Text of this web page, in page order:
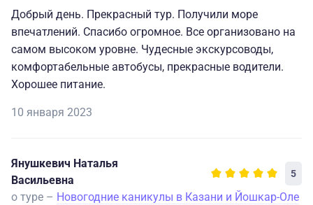
Добрый день. Прекрасный тур. Получили море
впечатлений. Спасибо огромное. Все организовано на
самом высоком уровне. Чудесные экскурсоводы,
комфортабельные автобусы, прекрасные водители.
Хорошее питание.
10 января 2023
Янушкевич Наталья
Васильевна
5
о туре – Новогодние каникулы в Казани и Йошкар-Оле